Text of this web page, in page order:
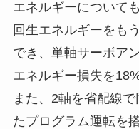
エネルギーについて
回生エネルギーをも
でき、単軸サーボア
エネルギー損失を18%
また、2軸を省配線
たプログラム運転を